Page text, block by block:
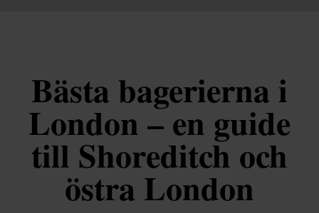
Bästa bagerierna i
London – en guide
till Shoreditch och
östra London